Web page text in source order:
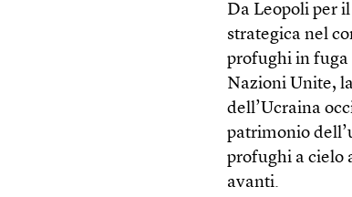
Da Leopoli per
strategica nel
profughi in fuga
Nazioni Unite,
dell’Ucraina
patrimonio
profughi a cielo
avanti.